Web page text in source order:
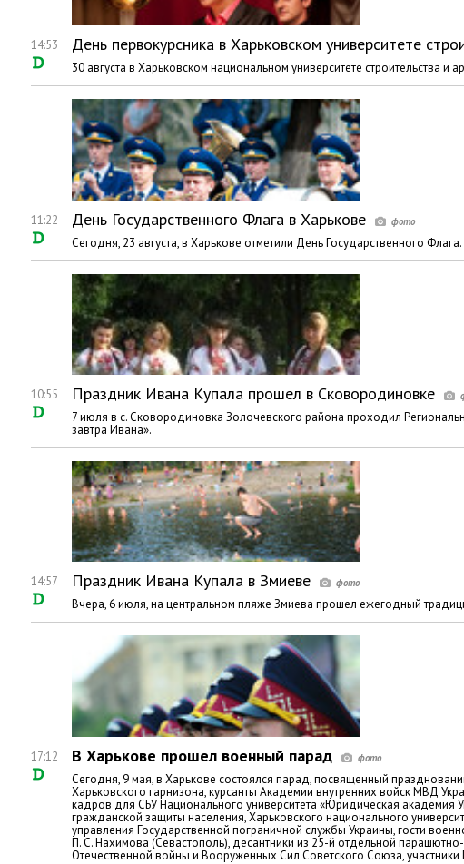
14:53 День первокурсника в Харьковском университете
30 августа в Харьковском национальном университете строительства
11:22 День Государственного Флага в Харькове
Сегодня, 23 августа, в Харькове отметили День Государственного Флага.
10:55 Праздник Ивана Купала прошел в Сковородиновке
7 июля в с. Сковородиновка Золочевского района проходил
завтра Ивана».
14:57 Праздник Ивана Купала в Змиеве
Вчера, 6 июля, на центральном пляже Змиева прошел ежегодный
17:12 В Харькове прошел военный парад
Сегодня, 9 мая, в Харькове состоялся парад, посвященный
Харьковского гарнизона, курсанты Академии внутренних войск МВД
кадров для СБУ Национального университета «Юридическая академия
гражданской защиты населения, Харьковского национального
управления Государственной пограничной службы Украины, гости
П. С. Нахимова (Севастополь), десантники из 25-й отдельной
Отечественной войны и Вооруженных Сил Советского Союза,